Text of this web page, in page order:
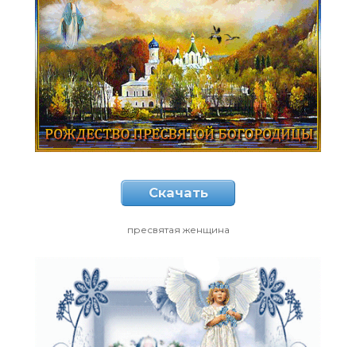
Скачать
пресвятая женщина